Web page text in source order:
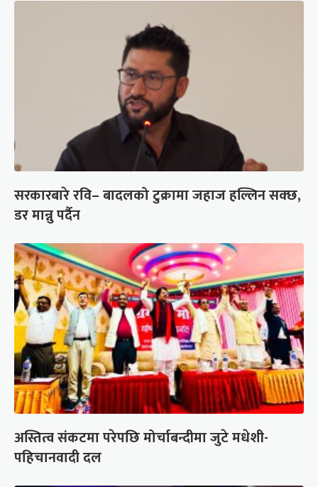
सरकारबारे रवि– बादलको टुक्रामा जहाज हल्लिन सक्छ,
डर मान्नु पर्दैन
अस्तित्व संकटमा परेपछि मोर्चाबन्दीमा जुटे मधेशी-
पहिचानवादी दल